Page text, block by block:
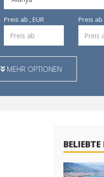
Preis ab , EUR Preis ab
MEHR OPTIONEN
BELIEBTE